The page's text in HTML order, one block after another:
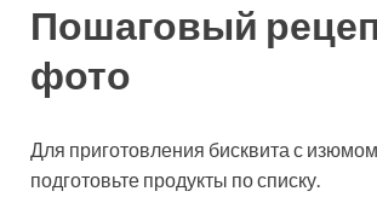
Пошаговый
фото
Для приготовления бисквита с
подготовьте продукты по списку.